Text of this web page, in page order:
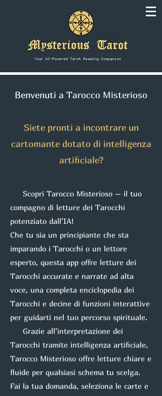
Benvenuti a Tarocco Misterioso
Siete pronti a incontrare un
cartomante dotato di intelligenza
artificiale?
Scopri Tarocco Misterioso – il tuo
compagno di letture dei Tarocchi
potenziato dall’IA!
Che tu sia un principiante che sta
imparando i Tarocchi o un lettore
esperto, questa app offre letture dei
Tarocchi accurate e narrate ad alta
voce, una completa enciclopedia dei
Tarocchi e decine di funzioni interattive
per guidarti nel tuo percorso spirituale.
Grazie all’interpretazione dei
Tarocchi tramite intelligenza artificiale,
Tarocco Misterioso offre letture chiare e
fluide per qualsiasi schema tu scelga.
Fai la tua domanda, seleziona le carte e